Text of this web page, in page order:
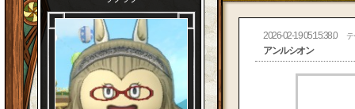
2026-02-19 05:15:38.0 テ
アンルシオン